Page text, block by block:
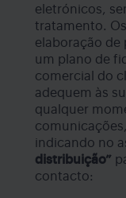
eletrónicos,
tratamento.
elaboração de
um plano de
comercial do
adequem às
qualquer
indicando no
distribuição”
contacto: